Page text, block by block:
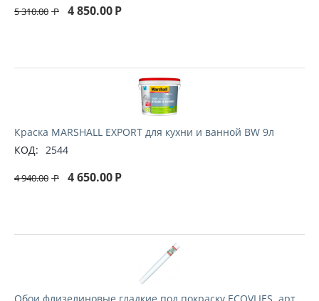
5 310.00 Р 4 850.00Р
Краска MARSHALL EXPORT для кухни и ванной BW 9л
КОД: 2544
4 940.00 Р 4 650.00Р